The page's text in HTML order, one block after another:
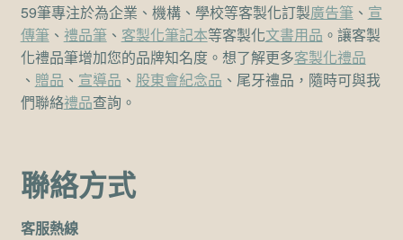
59筆專注於為企業、機構、學校等客製化訂製廣告筆、 宣
傳筆、 禮品筆、 客製化筆記本等客製化文書用品 。讓客製
化禮品筆增加您的品牌知名度。想了解更多客製化禮品
、 贈品 、 宣導品 、 股東會紀念品 、尾牙禮品，隨時可與我
們聯絡禮品查詢。
聯絡方式
客服熱線